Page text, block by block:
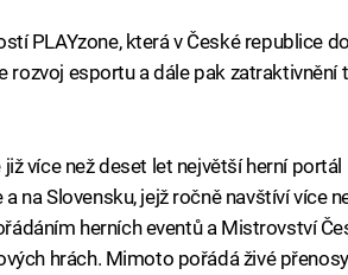
PLAYzone, která v České republice
esportu a dále pak zatraktivnění
více než deset let největší herní portál
na Slovensku, jejž ročně navštíví více
herních eventů a Mistrovství
hrách. Mimoto pořádá živé